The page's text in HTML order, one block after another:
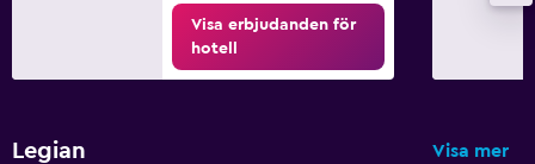
Visa erbjudanden för
hotell
Legian Visa mer